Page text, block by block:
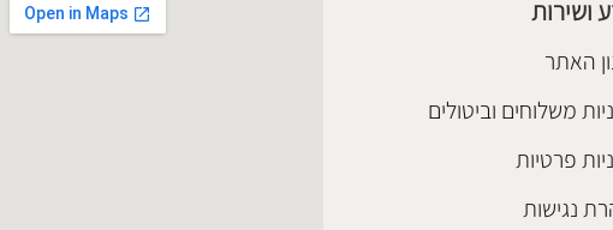
ושירות
האתר
משלוחים וביטולים
פרטיות
נגישות